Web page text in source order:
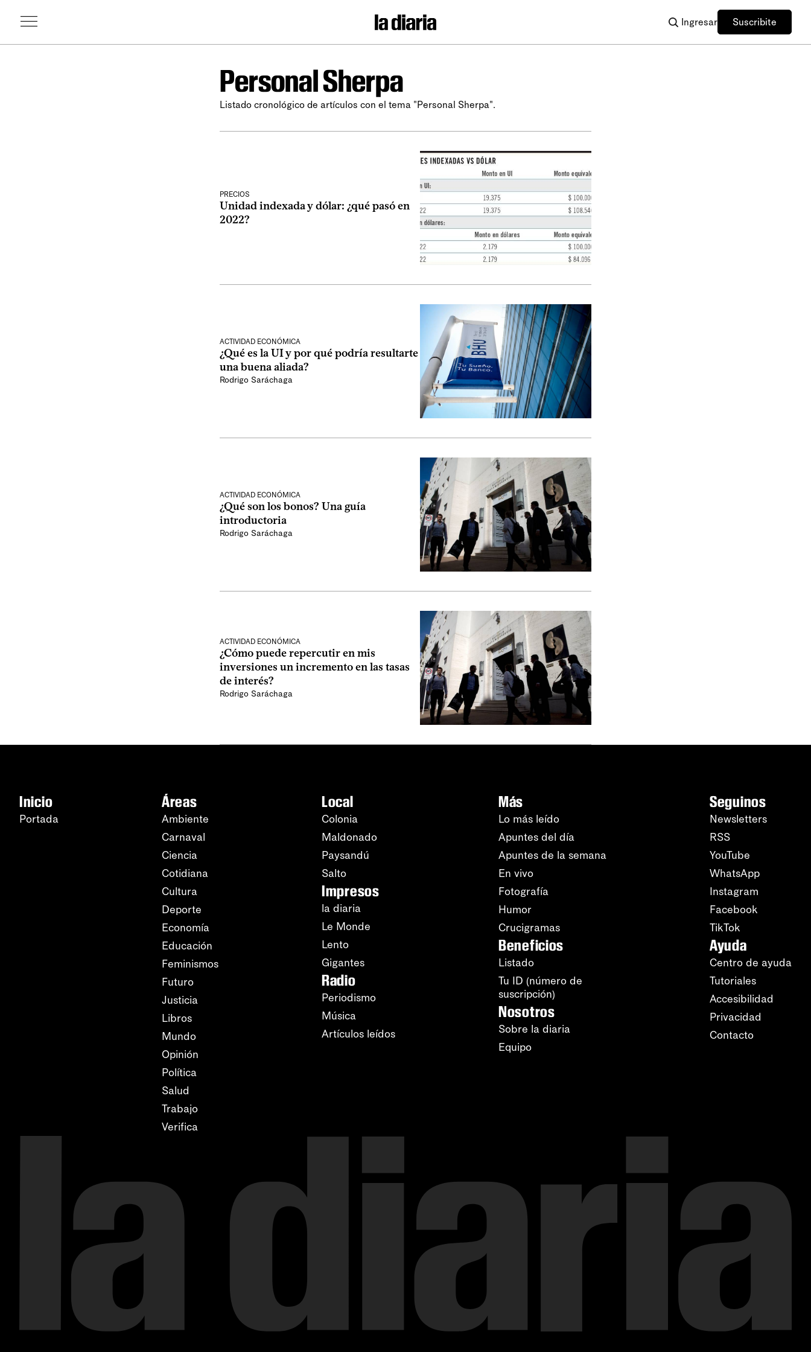
Ingresar Suscribite
Personal Sherpa
Listado cronológico de artículos con el tema "Personal Sherpa".
PRECIOS
Unidad indexada y dólar: ¿qué pasó en
2022?
ACTIVIDAD ECONÓMICA
¿Qué es la UI y por qué podría resultarte
una buena aliada?
Rodrigo Saráchaga
ACTIVIDAD ECONÓMICA
¿Qué son los bonos? Una guía
introductoria
Rodrigo Saráchaga
ACTIVIDAD ECONÓMICA
¿Cómo puede repercutir en mis
inversiones un incremento en las tasas
de interés?
Rodrigo Saráchaga
Inicio
Portada
Áreas
Ambiente
Carnaval
Ciencia
Cotidiana
Cultura
Deporte
Economía
Educación
Feminismos
Futuro
Justicia
Libros
Mundo
Opinión
Política
Salud
Trabajo
Verifica
Local
Colonia
Maldonado
Paysandú
Salto
Impresos
la diaria
Le Monde
Lento
Gigantes
Radio
Periodismo
Música
Artículos leídos
Más
Lo más leído
Apuntes del día
Apuntes de la semana
En vivo
Fotografía
Humor
Crucigramas
Beneficios
Listado
Tu ID (número de
suscripción)
Nosotros
Sobre la diaria
Equipo
Seguinos
Newsletters
RSS
YouTube
WhatsApp
Instagram
Facebook
TikTok
Ayuda
Centro de ayuda
Tutoriales
Accesibilidad
Privacidad
Contacto